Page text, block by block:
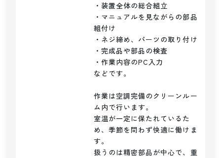
・装置全体の総合組立
・マニュアルを見ながらの部品
組付け
・ネジ締め、パーツの取り付け
・完成品や部品の検査
・作業内容のPC入力
などです。
作業は空調完備のクリーンルー
ム内で行います。
室温が一定に保たれているた
め、季節を問わず快適に働けま
す。
扱うのは精密部品が中心で、重